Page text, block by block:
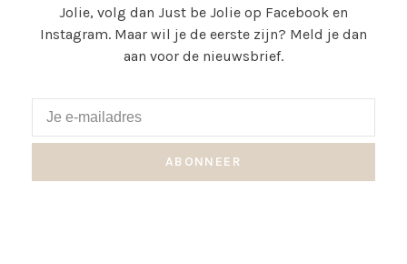
Jolie, volg dan Just be Jolie op Facebook en
Instagram. Maar wil je de eerste zijn? Meld je dan
aan voor de nieuwsbrief.
ABONNEER